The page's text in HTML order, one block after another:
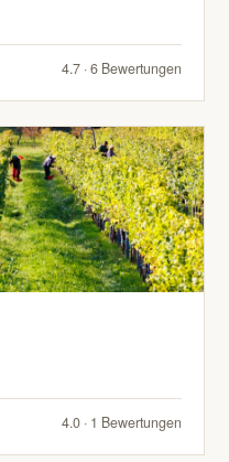
4.7 · 6 Bewertungen
4.0 · 1 Bewertungen